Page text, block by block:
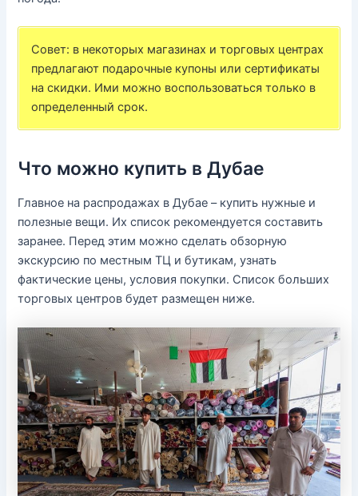
Совет: в некоторых магазинах и торговых центрах
предлагают подарочные купоны или сертификаты
на скидки. Ими можно воспользоваться только в
определенный срок.
Что можно купить в Дубае
Главное на распродажах в Дубае – купить нужные и
полезные вещи. Их список рекомендуется составить
заранее. Перед этим можно сделать обзорную
экскурсию по местным ТЦ и бутикам, узнать
фактические цены, условия покупки. Список больших
торговых центров будет размещен ниже.